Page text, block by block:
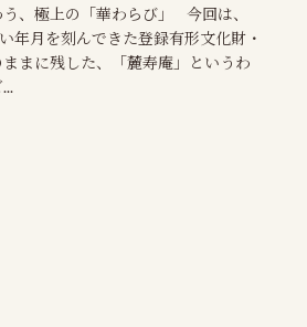
、極上の「華わらび」 今回は、
年月を刻んできた登録有形文化財・
まに残した、「麓寿庵」というわ